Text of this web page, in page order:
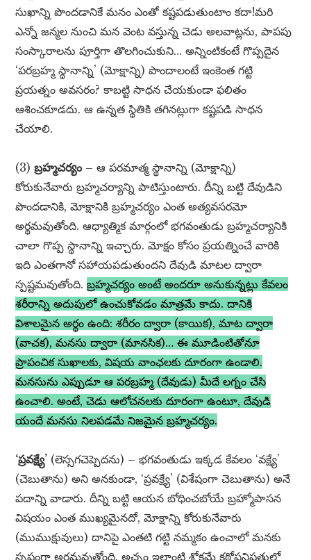
సుఖాన్ని పొందడానికే మనం ఎంతో కష్టపడుతుంటాం కదా!మరి
ఎన్నో జన్మల నుంచి మన వెంట వస్తున్న చెడు అలవాట్లను, పాపపు
సంస్కారాలను పూర్తిగా తొలగించుకుని… అన్నింటికంటే గొప్పదైన
‘పరబ్రహ్మ స్థానాన్ని’ (మోక్షాన్ని) పొందాలంటే ఇంకెంత గట్టి
ప్రయత్నం అవసరం? కాబట్టి సాధన చేయకుండా ఫలితం
ఆశించకూడదు. ఆ ఉన్నత స్థితికి తగినట్లుగా కష్టపడి సాధన
చేయాలి.
(3)బ్రహ్మచర్యం– ఆ పరమాత్మ స్థానాన్ని (మోక్షాన్ని)
కోరుకునేవారు బ్రహ్మచర్యాన్ని పాటిస్తుంటారు. దీన్ని బట్టి దేవుడిని
పొందడానికి, మోక్షానికి బ్రహ్మచర్యం ఎంత అత్యవసరమో
అర్థమవుతోంది. ఆధ్యాత్మిక మార్గంలో భగవంతుడు బ్రహ్మచర్యానికి
చాలా గొప్ప స్థానాన్ని ఇచ్చారు. మోక్షం కోసం ప్రయత్నించే వారికి
ఇది ఎంతగానో సహాయపడుతుందని దేవుడి మాటల ద్వారా
స్పష్టమవుతోంది.బ్రహ్మచర్యం అంటే అందరూ అనుకున్నట్లు కేవలం
శరీరాన్ని అదుపులో ఉంచుకోవడం మాత్రమే కాదు. దానికి
విశాలమైన అర్థం ఉంది: శరీరం ద్వారా (కాయిక), మాట ద్వారా
(వాచక), మనసు ద్వారా (మానసిక)… ఈ మూడింటితోనూ
ప్రాపంచిక సుఖాలకు, విషయ వాంఛలకు దూరంగా ఉండాలి.
మనసును ఎప్పుడూ ఆ పరబ్రహ్మ (దేవుడు) మీదే లగ్నం చేసి
ఉంచాలి. అంటే, చెడు ఆలోచనలకు దూరంగా ఉంటూ, దేవుడి
యందే మనసు నిలపడమే నిజమైన బ్రహ్మచర్యం.
‘ప్రవక్ష్యే’ (లెస్సగచెప్పెదను) – భగవంతుడు ఇక్కడ కేవలం ‘వక్ష్యే’
(చెబుతాను) అని అనకుండా, ‘ప్రవక్ష్యే’ (విశేషంగా చెబుతాను) అనే
పదాన్ని వాడారు. దీన్ని బట్టి ఆయన బోధించబోయే బ్రహ్మోపాసన
విషయం ఎంత ముఖ్యమైనదో, మోక్షాన్ని కోరుకునేవారు
(ముముక్షువులు) దానిపై ఎంతటి గట్టి నమ్మకం ఉంచాలో మనకు
స్పష్టంగా అర్థమవుతోంది. అచ్చం ఇలాంటి శ్లోకమే కఠోపనిషత్తులో